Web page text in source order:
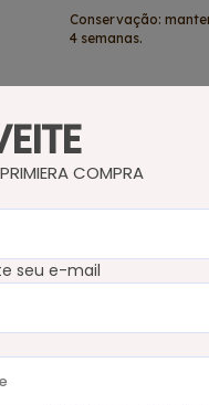
Conservação:
4 semanas.
COMPRA
seu e-mail